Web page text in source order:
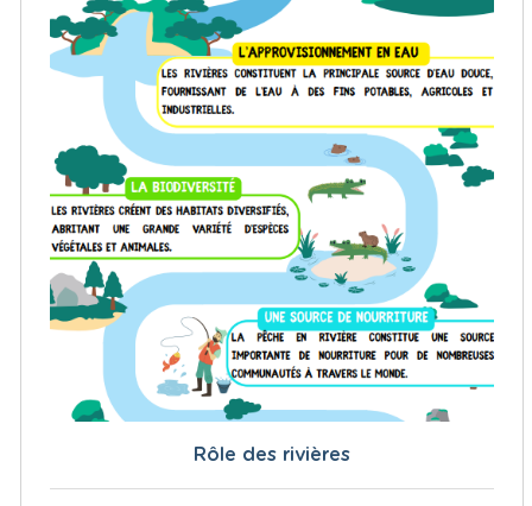
Rôle des rivières